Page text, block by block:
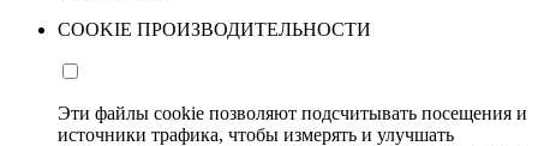
COOKIE ПРОИЗВОДИТЕЛЬНОСТИ
Эти файлы cookie позволяют подсчитывать посещения и
источники трафика, чтобы измерять и улучшать